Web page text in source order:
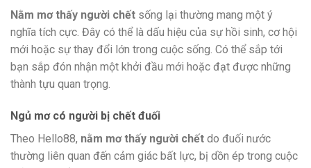
Nằm mơ thấy người chết sống lại thường mang một ý
nghĩa tích cực. Đây có thể là dấu hiệu của sự hồi sinh, cơ hội
mới hoặc sự thay đổi lớn trong cuộc sống. Có thể sắp tới
bạn sắp đón nhận một khởi đầu mới hoặc đạt được những
thành tựu quan trọng.
Ngủ mơ có người bị chết đuối
Theo Hello88, nằm mơ thấy người chết do đuối nước
thường liên quan đến cảm giác bất lực, bị dồn ép trong cuộc